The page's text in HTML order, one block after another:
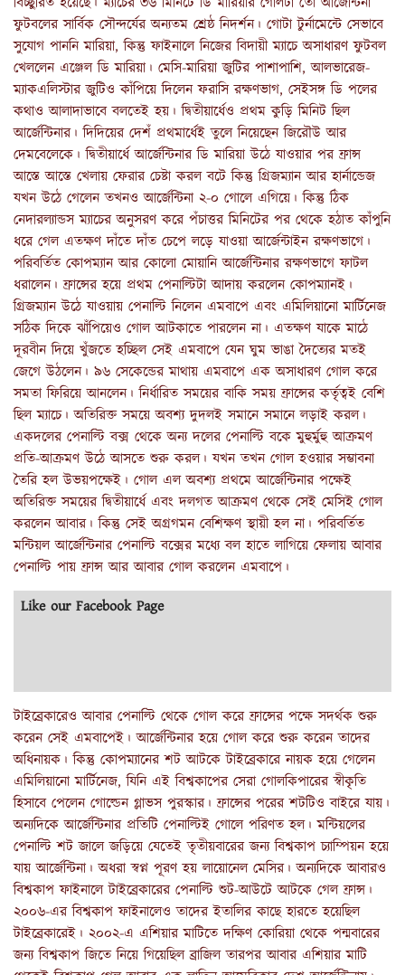
ফুটবলের সার্বিক সৌন্দর্যের অন্যতম শ্রেষ্ঠ নিদর্শন। গোটা টুর্নামেন্টে সেভাবে
সুযোগ পাননি মারিয়া, কিন্তু ফাইনালে নিজের বিদায়ী ম্যাচে অসাধারণ ফুটবল
খেললেন এঞ্জেল ডি মারিয়া। মেসি-মারিয়া জুটির পাশাপাশি, আলভারেজ-
ম্যাকএলিস্টার জুটিও কাঁপিয়ে দিলেন ফরাসি রক্ষণভাগ, সেইসঙ্গ ডি পলের
কথাও আলাদাভাবে বলতেই হয়। দ্বিতীয়ার্ধেও প্রথম কুড়ি মিনিট ছিল
আর্জেন্টিনার। দিদিয়ের দেশঁ প্রথমার্ধেই তুলে নিয়েছেন জিরৌউ আর
দেমবেলেকে। দ্বিতীয়ার্ধে আর্জেন্টিনার ডি মারিয়া উঠে যাওয়ার পর ফ্রান্স
আস্তে আস্তে খেলায় ফেরার চেষ্টা করল বটে কিন্তু গ্রিজম্যান আর হার্নান্ডেজ
যখন উঠে গেলেন তখনও আর্জেন্টিনা ২-০ গোলে এগিয়ে। কিন্তু ঠিক
নেদারল্যান্ডস ম্যাচের অনুসরণ করে পঁচাত্তর মিনিটের পর থেকে হঠাত কাঁপুনি
ধরে গেল এতক্ষণ দাঁতে দাঁত চেপে লড়ে যাওয়া আর্জেন্টাইন রক্ষণভাগে।
পরিবর্তিত কোপম্যান আর কোলো মোয়ানি আর্জেন্টিনার রক্ষণভাগে ফাটল
ধরালেন। ফ্রান্সের হয়ে প্রথম পেনাল্টিটা আদায় করলেন কোপম্যানই।
গ্রিজম্যান উঠে যাওয়ায় পেনাল্টি নিলেন এমবাপে এবং এমিলিয়ানো মার্টিনেজ
সঠিক দিকে ঝাঁপিয়েও গোল আটকাতে পারলেন না। এতক্ষণ যাকে মাঠে
দূরবীন দিয়ে খুঁজতে হচ্ছিল সেই এমবাপে যেন ঘুম ভাঙা দৈত্যের মতই
জেগে উঠলেন। ৯৬ সেকেন্ডের মাথায় এমবাপে এক অসাধারণ গোল করে
সমতা ফিরিয়ে আনলেন। নির্ধারিত সময়ের বাকি সময় ফ্রান্সের কর্তৃত্বই বেশি
ছিল ম্যাচে। অতিরিক্ত সময়ে অবশ্য দুদলই সমানে সমানে লড়াই করল।
একদলের পেনাল্টি বক্স থেকে অন্য দলের পেনাল্টি বকে মুহুর্মুহু আক্রমণ
প্রতি-আক্রমণ উঠে আসতে শুরু করল। যখন তখন গোল হওয়ার সম্ভাবনা
তৈরি হল উভয়পক্ষেই। গোল এল অবশ্য প্রথমে আর্জেন্টিনার পক্ষেই
অতিরিক্ত সময়ের দ্বিতীয়ার্ধে এবং দলগত আক্রমণ থেকে সেই মেসিই গোল
করলেন আবার। কিন্তু সেই অগ্রগমন বেশিক্ষণ স্থায়ী হল না। পরিবর্তিত
মন্টিয়ল আর্জেন্টিনার পেনাল্টি বক্সের মধ্যে বল হাতে লাগিয়ে ফেলায় আবার
পেনাল্টি পায় ফ্রান্স আর আবার গোল করলেন এমবাপে।
Like our Facebook Page
টাইব্রেকারেও আবার পেনাল্টি থেকে গোল করে ফ্রান্সের পক্ষে সদর্থক শুরু
করেন সেই এমবাপেই। আর্জেন্টিনার হয়ে গোল করে শুরু করেন তাদের
অধিনায়ক। কিন্তু কোপম্যানের শট আটকে টাইব্রেকারে নায়ক হয়ে গেলেন
এমিলিয়ানো মার্টিনেজ, যিনি এই বিশ্বকাপের সেরা গোলকিপারের স্বীকৃতি
হিসাবে পেলেন গোল্ডেন গ্লাভস পুরস্কার। ফ্রান্সের পরের শটটিও বাইরে যায়।
অন্যদিকে আর্জেন্টিনার প্রতিটি পেনাল্টিই গোলে পরিণত হল। মন্টিয়লের
পেনাল্টি শট জালে জড়িয়ে যেতেই তৃতীয়বারের জন্য বিশ্বকাপ চ্যাম্পিয়ন হয়ে
যায় আর্জেন্টিনা। অধরা স্বপ্ন পূরণ হয় লায়োনেল মেসির। অন্যদিকে আবারও
বিশ্বকাপ ফাইনালে টাইব্রেকারের পেনাল্টি শুট-আউটে আটকে গেল ফ্রান্স।
২০০৬-এর বিশ্বকাপ ফাইনালেও তাদের ইতালির কাছে হারতে হয়েছিল
টাইব্রেকারেই। ২০০২-এ এশিয়ার মাটিতে দক্ষিণ কোরিয়া থেকে পন্মবারের
জন্য বিশ্বকাপ জিতে নিয়ে গিয়েছিল ব্রাজিল তারপর আবার এশিয়ার মাটি